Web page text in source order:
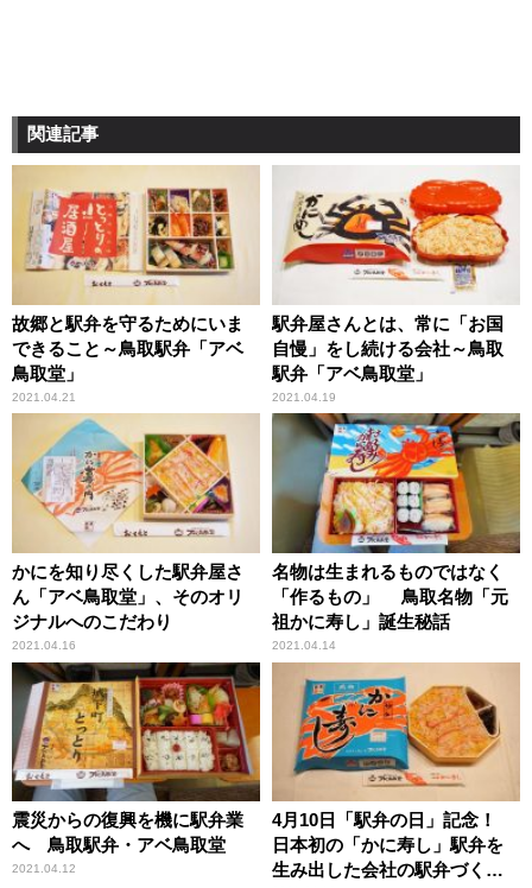
関連記事
故郷と駅弁を守るためにいま
できること～鳥取駅弁「アベ
鳥取堂」
2021.04.21
駅弁屋さんとは、常に「お国
自慢」をし続ける会社～鳥取
駅弁「アベ鳥取堂」
2021.04.19
かにを知り尽くした駅弁屋さ
ん「アベ鳥取堂」、そのオリ
ジナルへのこだわり
2021.04.16
名物は生まれるものではなく
「作るもの」 鳥取名物「元
祖かに寿し」誕生秘話
2021.04.14
震災からの復興を機に駅弁業
へ 鳥取駅弁・アベ鳥取堂
2021.04.12
4月10日「駅弁の日」記念！
日本初の「かに寿し」駅弁を
生み出した会社の駅弁づくり